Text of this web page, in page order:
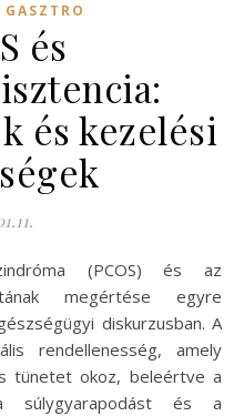
GASZTRO
és
és kezelési
megértése egyre
diskurzusban. A
rendellenesség, amely
tünetet okoz, beleértve a
súlygyarapodást és a